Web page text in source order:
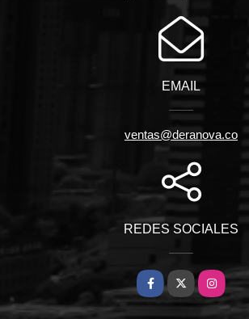
EMAIL
ventas@deranova.co
REDES SOCIALES
Facebook
X Instagram